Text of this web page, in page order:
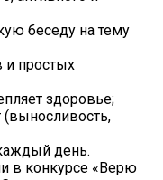
беседу на тему
простых
здоровье;
(выносливость,
день.
в конкурсе «Верю